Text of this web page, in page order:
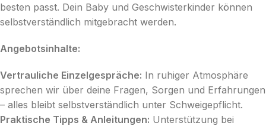
besten passt. Dein Baby und Geschwisterkinder können
selbstverständlich mitgebracht werden.
Angebotsinhalte:
Vertrauliche Einzelgespräche: In ruhiger Atmosphäre
sprechen wir über deine Fragen, Sorgen und Erfahrungen
– alles bleibt selbstverständlich unter Schweigepflicht.
Praktische Tipps & Anleitungen: Unterstützung bei